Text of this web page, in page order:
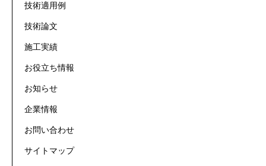
技術適用例
技術論文
施工実績
お役立ち情報
お知らせ
企業情報
お問い合わせ
サイトマップ